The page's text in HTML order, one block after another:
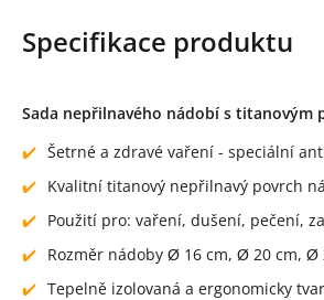
Specifikace produktu
Sada nepřilnavého nádobí s titanovým
Šetrné a zdravé vaření - speciální
Kvalitní titanový nepřilnavý povrch
Použití pro: vaření, dušení, pečení,
Rozměr nádoby Ø 16 cm, Ø 20 cm, Ø
Tepelně izolovaná a ergonomicky